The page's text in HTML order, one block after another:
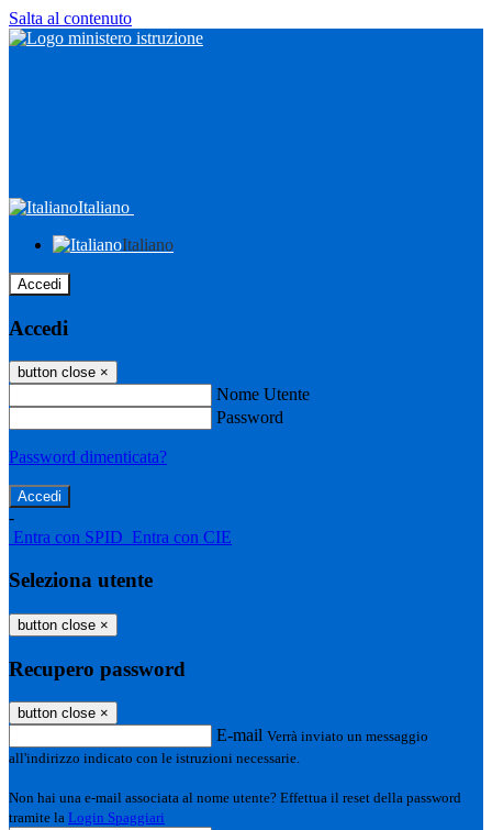
Salta al contenuto
Italiano
Italiano
Accedi
Accedi
button close ×
Nome Utente
Password
Password dimenticata?
-
Entra con SPID Entra con CIE
Seleziona utente
button close ×
Recupero password
button close ×
E-mail Verrà inviato un messaggio
all'indirizzo indicato con le istruzioni necessarie.
Non hai una e-mail associata al nome utente? Effettua il reset della password
tramite la Login Spaggiari